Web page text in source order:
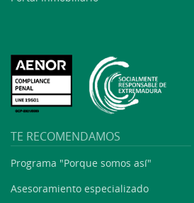
TE RECOMENDAMOS
Programa "Porque somos así"
Asesoramiento especializado